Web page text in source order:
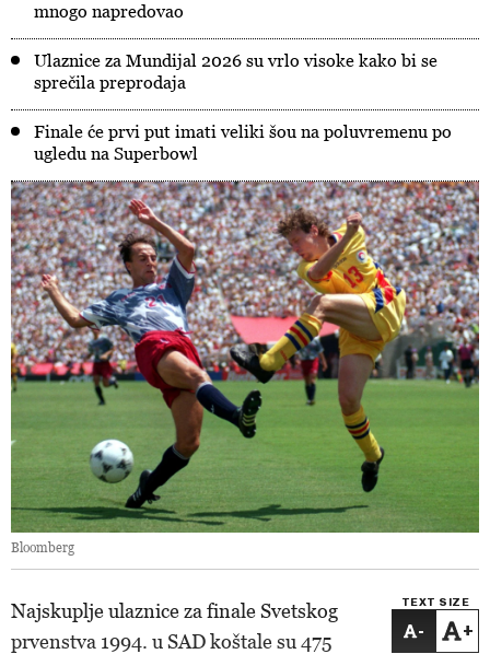
mnogo napredovao
Ulaznice za Mundijal 2026 su vrlo visoke kako bi se
sprečila preprodaja
Finale će prvi put imati veliki šou na poluvremenu po
ugledu na Superbowl
Bloomberg
TEXT SIZE
- +
Najskuplje ulaznice za finale Svetskog
prvenstva 1994. u SAD koštale su 475